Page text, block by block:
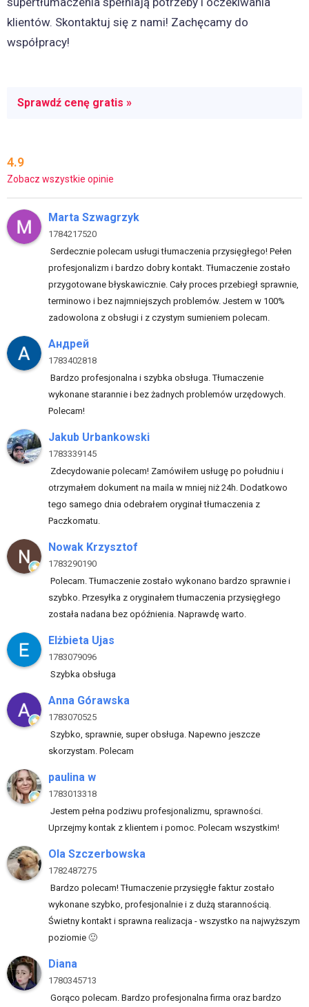
klientów. Skontaktuj się z nami! Zachęcamy do
współpracy!
Sprawdź cenę gratis »
4.9
Zobacz wszystkie opinie
Marta Szwagrzyk
1784217520
Serdecznie polecam usługi tłumaczenia przysięgłego! Pełen
profesjonalizm i bardzo dobry kontakt. Tłumaczenie zostało
przygotowane błyskawicznie. Cały proces przebiegł sprawnie,
terminowo i bez najmniejszych problemów. Jestem w 100%
zadowolona z obsługi i z czystym sumieniem polecam.
Андрей
1783402818
Bardzo profesjonalna i szybka obsługa. Tłumaczenie
wykonane starannie i bez żadnych problemów urzędowych.
Polecam!
Jakub Urbankowski
1783339145
Zdecydowanie polecam! Zamówiłem usługę po południu i
otrzymałem dokument na maila w mniej niż 24h. Dodatkowo
tego samego dnia odebrałem oryginał tłumaczenia z
Paczkomatu.
Nowak Krzysztof
1783290190
Polecam. Tłumaczenie zostało wykonano bardzo sprawnie i
szybko. Przesyłka z oryginałem tłumaczenia przysięgłego
została nadana bez opóźnienia. Naprawdę warto.
Elżbieta Ujas
1783079096
Szybka obsługa
Anna Górawska
1783070525
Szybko, sprawnie, super obsługa. Napewno jeszcze
skorzystam. Polecam
paulina w
1783013318
Jestem pełna podziwu profesjonalizmu, sprawności.
Uprzejmy kontak z klientem i pomoc. Polecam wszystkim!
Ola Szczerbowska
1782487275
Bardzo polecam! Tłumaczenie przysięgłe faktur zostało
wykonane szybko, profesjonalnie i z dużą starannością.
Świetny kontakt i sprawna realizacja - wszystko na najwyższym
poziomie 🙂
Diana
1780345713
Gorąco polecam. Bardzo profesjonalna firma oraz bardzo